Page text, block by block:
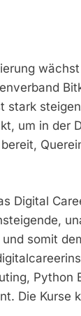
stark
um in der
Digital
somit
Die Kurse